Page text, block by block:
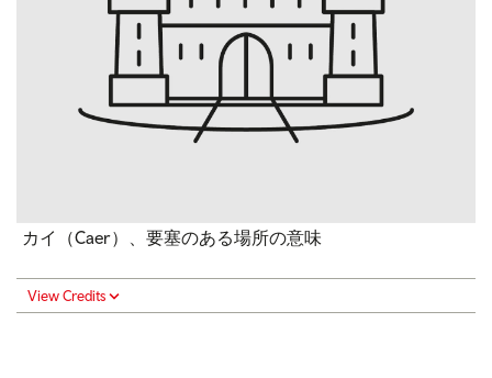
カイ（Caer）、要塞のある場所の意味
View Credits